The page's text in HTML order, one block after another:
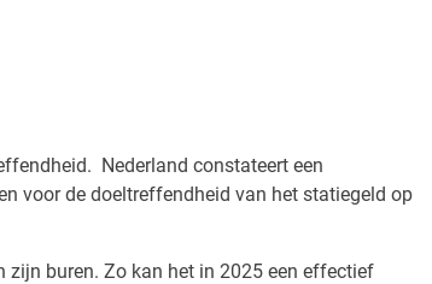
Nederland constateert een
voor de doeltreffendheid van het statiegeld op
zijn buren. Zo kan het in 2025 een effectief